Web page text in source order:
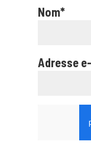
Nom*
Adresse